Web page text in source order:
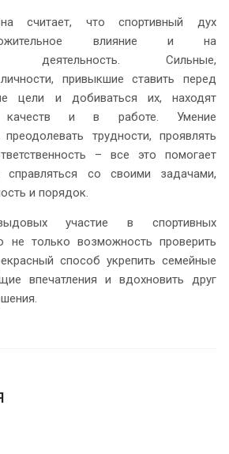
считает, что спортивный дух
влияние и на
деятельность. Сильные,
привыкшие ставить перед
цели и добиваться их, находят
качеств и в работе. Умение
преодолевать трудности, проявлять
– все это помогает
справляться со своими задачами,
и порядок.
участие в спортивных
не только возможность проверить
способ укрепить семейные
впечатления и вдохновить друг